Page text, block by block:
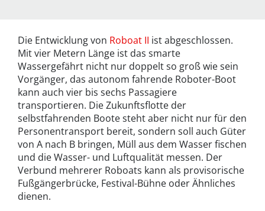
Die Entwicklung von Roboat II ist abgeschlossen.
Mit vier Metern Länge ist das smarte
Wassergefährt nicht nur doppelt so groß wie sein
Vorgänger, das autonom fahrende Roboter-Boot
kann auch vier bis sechs Passagiere
transportieren. Die Zukunftsflotte der
selbstfahrenden Boote steht aber nicht nur für den
Personentransport bereit, sondern soll auch Güter
von A nach B bringen, Müll aus dem Wasser fischen
und die Wasser- und Luftqualität messen. Der
Verbund mehrerer Roboats kann als provisorische
Fußgängerbrücke, Festival-Bühne oder Ähnliches
dienen.